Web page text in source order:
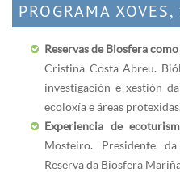
PROGRAMA
Reservas de Biosfera
Cristina Costa Abreu.
investigación e xestión
ecoloxía e áreas
Experiencia de
Mosteiro. Presidente
Reserva da Biosfera